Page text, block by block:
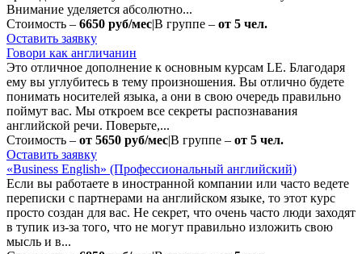
Внимание уделяется абсолютно...
Стоимость – 6650 руб/мес|В группе – от 5 чел.
Оставить заявку
Говори как англичанин
Это отличное дополнение к основным курсам LE. Благодаря
ему вы углубитесь в тему произношения. Вы отлично будете
понимать носителей языка, а они в свою очередь правильно
поймут вас. Мы откроем все секреты распознавания
английской речи. Поверьте,...
Стоимость – от 5650 руб/мес|В группе – от 5 чел.
Оставить заявку
«Business English» (Профессиональный английский)
Если вы работаете в иностранной компании или часто ведете
переписки с партнерами на английском языке, то этот курс
просто создан для вас. Не секрет, что очень часто люди заходят
в тупик из-за того, что не могут правильно изложить свою
мысль и в...